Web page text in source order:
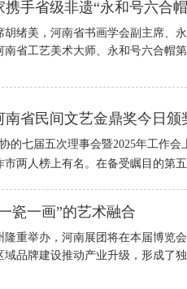
携手省级非遗“永和号六合
绪美，河南省书画学会副主席、
省工艺美术大师、永和号六合帽
南省民间文艺金鼎奖今日颁
的七届五次理事会暨2025年工作会
市两人榜上有名。在备受瞩目的第
瓷一画”的艺术融合
重举办，河南展团将在本届博览
品牌建设推动产业升级，形成了